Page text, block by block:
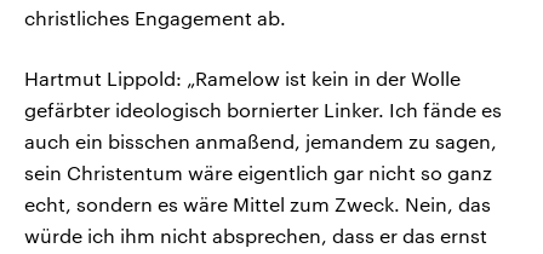
christliches Engagement ab.
Hartmut Lippold: „Ramelow ist kein in der Wolle
gefärbter ideologisch bornierter Linker. Ich fände es
auch ein bisschen anmaßend, jemandem zu sagen,
sein Christentum wäre eigentlich gar nicht so ganz
echt, sondern es wäre Mittel zum Zweck. Nein, das
würde ich ihm nicht absprechen, dass er das ernst